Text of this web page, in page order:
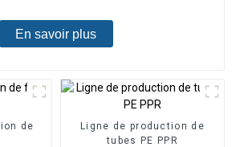
En savoir plus
de
Ligne de production de
tubes PE PPR